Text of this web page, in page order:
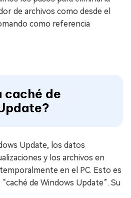
de archivos como desde el
como referencia
caché de
Update, los datos
y los archivos en
en el PC. Esto es
de Windows Update”. Su